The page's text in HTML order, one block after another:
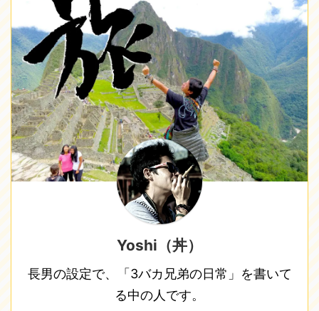
Yoshi（丼）
長男の設定で、「3バカ兄弟の日常」を書いて
る中の人です。